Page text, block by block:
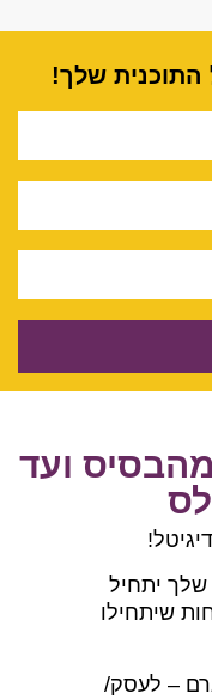
התוכנית שלך!
ועד
יתחיל
שיתחילו
– לעסק/